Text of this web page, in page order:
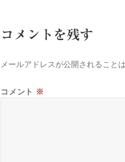
コメントを残す
メールアドレスが公開されること
コメント ※